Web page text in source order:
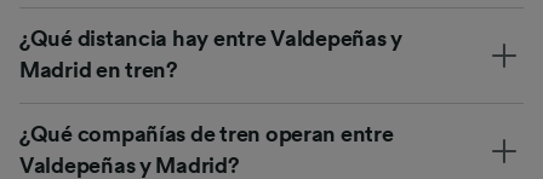
¿Qué distancia hay entre Valdepeñas y
Madrid en tren?
¿Qué compañías de tren operan entre
Valdepeñas y Madrid?